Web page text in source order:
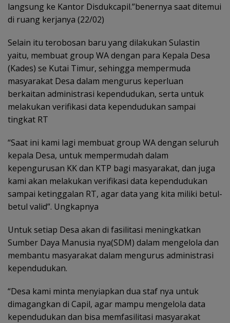
langsung ke Kantor Disdukcapil.”benernya saat ditemui
di ruang kerjanya (22/02)
Selain itu terobosan baru yang dilakukan Sulastin
yaitu, membuat group WA dengan para Kepala Desa
(Kades) se Kutai Timur, sehingga mempermuda
masyarakat Desa dalam mengurus keperluan
berkaitan administrasi kependudukan, serta untuk
melakukan verifikasi data kependudukan sampai
tingkat RT
“Saat ini kami lagi membuat group WA dengan seluruh
kepala Desa, untuk mempermudah dalam
kepengurusan KK dan KTP bagi masyarakat, dan juga
kami akan melakukan verifikasi data kependudukan
sampai ketinggalan RT, agar data yang kita miliki betul-
betul valid”. Ungkapnya
Untuk setiap Desa akan di fasilitasi meningkatkan
Sumber Daya Manusia nya(SDM) dalam mengelola dan
membantu masyarakat dalam mengurus administrasi
kependudukan.
“Desa kami minta menyiapkan dua staf nya untuk
dimagangkan di Capil, agar mampu mengelola data
kependudukan dan bisa memfasilitasi masyarakat